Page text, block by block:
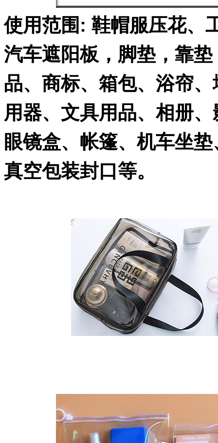
使用范围: 鞋帽服压花、
汽车遮阳板，脚垫，靠
品、商标、箱包、浴帘
用器、文具用品、相册
眼镜盒、帐篷、机车坐
真空包装封口等。